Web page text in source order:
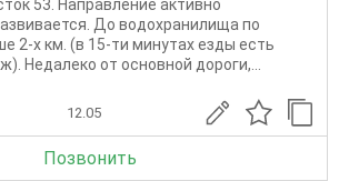
53. Направление активно
До водохранилища по
2-х км. (в 15-ти минутах езды есть
Недалеко от основной дороги,...
12.05
Позвонить